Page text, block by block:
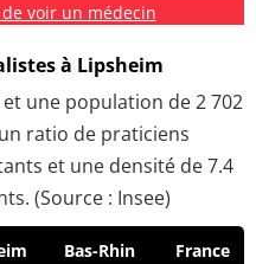
voir un médecin
à Lipsheim
une population de 2 702
ratio de praticiens
et une densité de 7.4
(Source : Insee)
Bas-Rhin France